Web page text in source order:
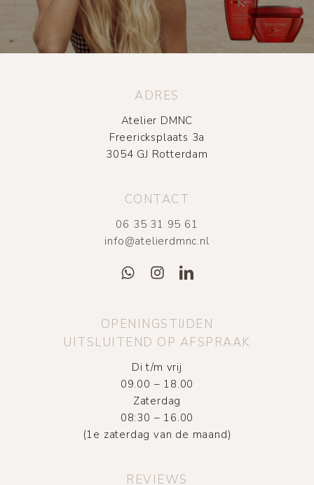
ADRES
Atelier DMNC
Freericksplaats 3a
3054 GJ Rotterdam
CONTACT
06 35 31 95 61
info@atelierdmnc.nl
OPENINGSTIJDEN
UITSLUITEND OP AFSPRAAK
Di t/m vrij
09.00 – 18.00
Zaterdag
08:30 – 16.00
(1e zaterdag van de maand)
REVIEWS